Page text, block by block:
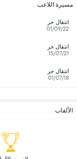
مسيرة اللاعب
انتقال حر
01/09/22
انتقال حر
15/07/21
انتقال حر
01/07/18
الألقاب